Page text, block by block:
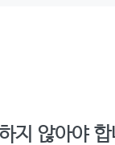
지 않아야